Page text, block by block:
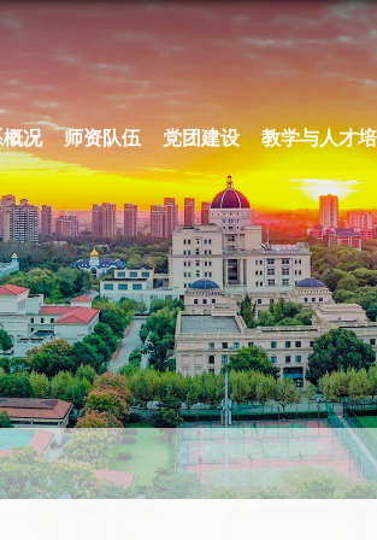
况 师资队伍 党团建设 教学与人才